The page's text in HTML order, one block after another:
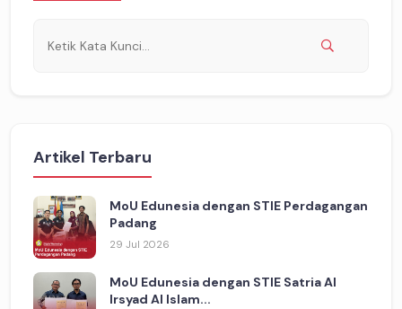
Artikel Terbaru
MoU Edunesia dengan STIE Perdagangan
Padang
29 Jul 2026
MoU Edunesia dengan STIE Satria Al
Irsyad Al Islam...